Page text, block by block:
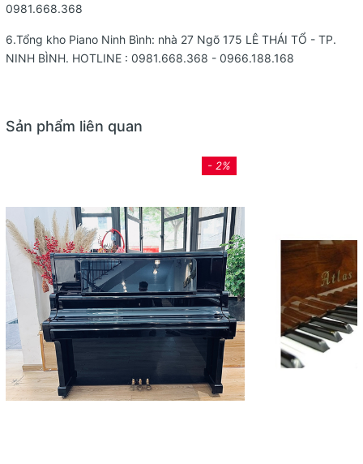
0981.668.368
6.Tổng kho Piano Ninh Bình: nhà 27 Ngõ 175 LÊ THÁI TỔ - TP.
NINH BÌNH. HOTLINE : 0981.668.368 - 0966.188.168
Sản phẩm liên quan
- 2%